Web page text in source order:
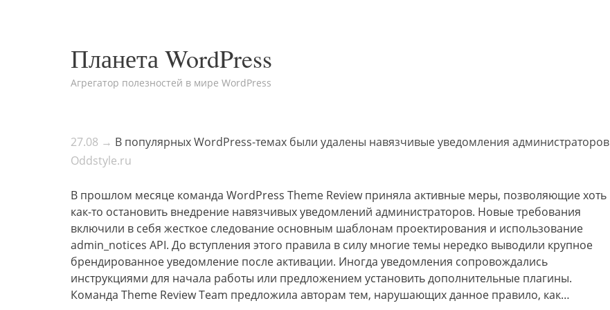
Планета WordPress
Агрегатор полезностей в мире WordPress
27.08 → В популярных WordPress-темах были удалены навязчивые уведомления администраторов
Oddstyle.ru
В прошлом месяце команда WordPress Theme Review приняла активные меры, позволяющие хоть
как-то остановить внедрение навязчивых уведомлений администраторов. Новые требования
включили в себя жесткое следование основным шаблонам проектирования и использование
admin_notices API. До вступления этого правила в силу многие темы нередко выводили крупное
брендированное уведомление после активации. Иногда уведомления сопровождались
инструкциями для начала работы или предложением установить дополнительные плагины.
Команда Theme Review Team предложила авторам тем, нарушающих данное правило, как…